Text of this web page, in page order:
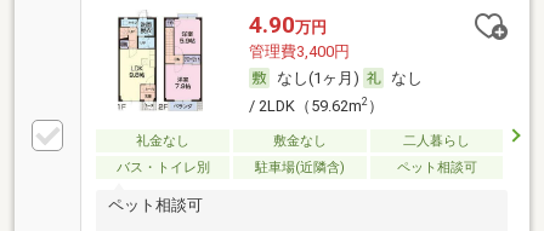
4.90万円
管理費3,400円
なし(1ヶ月)
なし
/ 2LDK（59.62m2）
礼金なし 敷金なし
二人暮らし
バス・トイレ別
駐車場(近隣含) ペット相談可
ペット相談可